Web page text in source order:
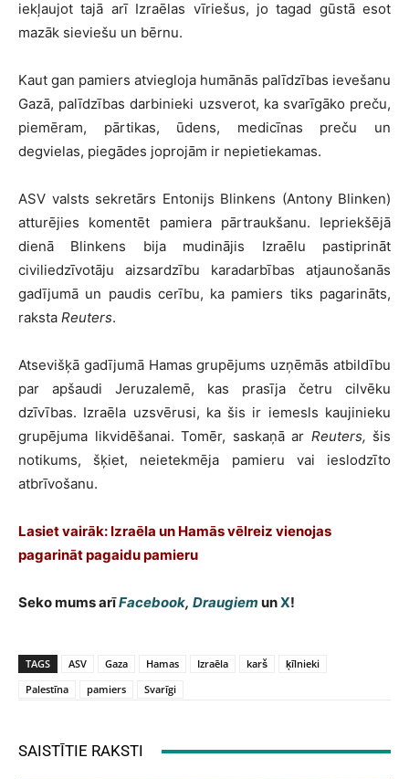
iekļaujot tajā arī Izraēlas vīriešus, jo tagad gūstā esot
mazāk sieviešu un bērnu.
Kaut gan pamiers atviegloja humānās palīdzības ievešanu
Gazā, palīdzības darbinieki uzsverot, ka svarīgāko preču,
piemēram, pārtikas, ūdens, medicīnas preču un
degvielas, piegādes joprojām ir nepietiekamas.
ASV valsts sekretārs Entonijs Blinkens (Antony Blinken)
atturējies komentēt pamiera pārtraukšanu. Iepriekšējā
dienā Blinkens bija mudinājis Izraēlu pastiprināt
civiliedzīvotāju aizsardzību karadarbības atjaunošanās
gadījumā un paudis cerību, ka pamiers tiks pagarināts,
raksta Reuters.
Atsevišķā gadījumā Hamas grupējums uzņēmās atbildību
par apšaudi Jeruzalemē, kas prasīja četru cilvēku
dzīvības. Izraēla uzsvērusi, ka šis ir iemesls kaujinieku
grupējuma likvidēšanai. Tomēr, saskaņā ar Reuters, šis
notikums, šķiet, neietekmēja pamieru vai ieslodzīto
atbrīvošanu.
Lasiet vairāk: Izraēla un Hamās vēlreiz vienojas
pagarināt pagaidu pamieru
Seko mums arīFacebook, Draugiem unX!
TAGS ASV Gaza Hamas Izraēla karš
ķīlnieki
Palestīna
pamiers Svarīgi
SAISTĪTIE RAKSTI